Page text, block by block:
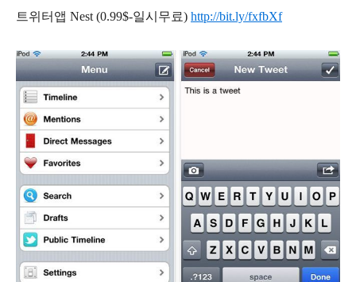
트위터앱 Nest (0.99$-일시무료) http://bit.ly/fxfbXf